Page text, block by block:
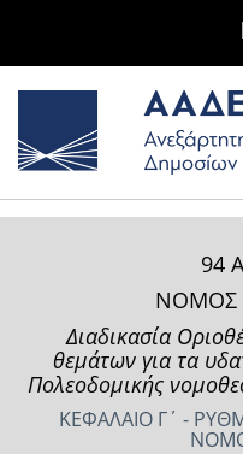
94
ΝΟΜΟΣ
Διαδικασία
θεμάτων για τα
Πολεοδομικής
ΚΕΦΑΛΑΙΟ Γ΄ -